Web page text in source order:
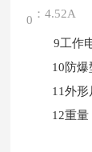
0 ：4.52A
9工作
10防
11外形
12重量